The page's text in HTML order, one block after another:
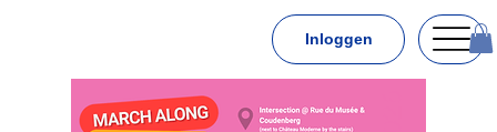
Inloggen